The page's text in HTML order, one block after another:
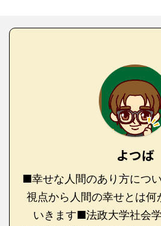
よつば
■幸せな人間のあり方につ
視点から人間の幸せとは何
いきます■法政大学社会